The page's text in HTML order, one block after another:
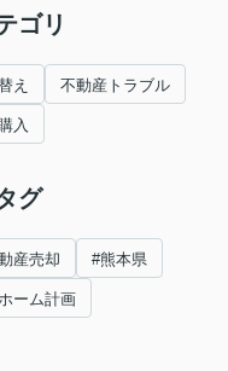
ゴリ
え 不動産トラブル
入
グ
産売却 #熊本県
ーム計画